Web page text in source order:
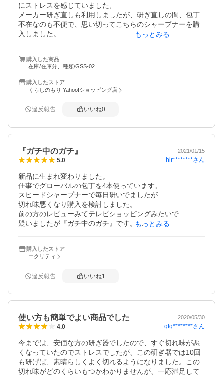
にストレスを感じていました。
メーカー研ぎ直しも利用しましたが、研ぎ直しの間、包丁
不在なのも不便で、思い切ってこちらのシャープナーを購
入しました。
みじん切りのストレスからも解放され、本当に買って良か
ったと思っています！
もっとみる
購入した商品
在庫/在庫分、種類/GSS-02
購入したストア
くらしのもり Yahoo!ショッピング店
違反報告 いいね0
『ガチ中のガチ』 2021/01/15
5.0 hir********さん
新品に生まれ変わりました。
仕事でグローバルの包丁を4本使っています。
スピードシャープナーで毎日研いでましたが
切れ味悪くなり購入を検討しました。
前の方のレビューみてテレビショッピングみたいで
疑いましたが『ガチ中のガチ』です。
盛り付けがキレイです。
超オススメです。
もっとみる
購入したストア
エクリティ
違反報告 いいね1
使い方も簡単でよい商品でした 2020/05/30
4.0 qfq********さん
今までは、安価な方の研ぎ器でしたので、すぐ切れ味が悪
くなっていたのでストレスでしたが、この研ぎ器では10回
も研げば、素晴らしくよく切れるようになりました。この
切れ味がどのくらいもつかわかりませんが、一応満足して